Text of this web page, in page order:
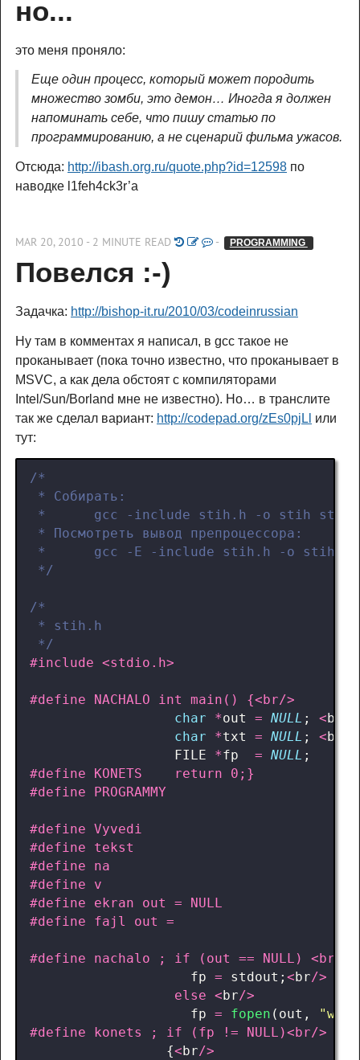
но...
это меня проняло:
Еще один процесс, который может породить
множество зомби, это демон… Иногда я должен
напоминать себе, что пишу статью по
программированию, а не сценарий фильма ужасов.
Отсюда: http://ibash.org.ru/quote.php?id=12598 по
наводке l1feh4ck3r’а
MAR 20, 2010 - 2 MINUTE READ - PROGRAMMING
Повелся :-)
Задачка: http://bishop-it.ru/2010/03/codeinrussian
Ну там в комментах я написал, в gcc такое не
проканывает (пока точно известно, что проканывает в
MSVC, а как дела обстоят с компиляторами
Intel/Sun/Borland мне не известно). Но… в транслите
так же сделал вариант: http://codepad.org/zEs0pjLl или
тут:
*/
*/
#include <stdio.h>
char
*out = NULL ; <br
char
*txt = NULL ; <br
FILE
*fp = NULL ;
fp = stdout ; <br/>
else <br/>
fp = fopen ( out , "w"
{<br/>